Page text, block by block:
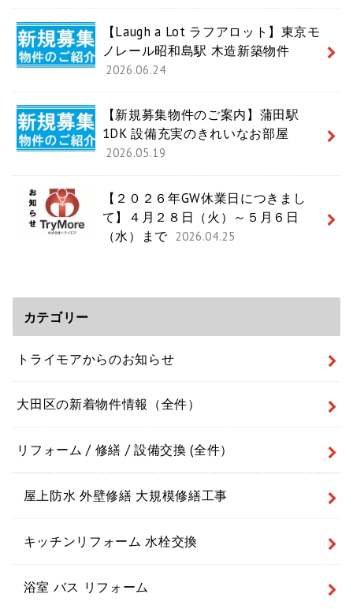
【Laugh a Lot ラフアロット】東京モ
ノレール昭和島駅 木造新築物件
2026.06.24
【新規募集物件のご案内】蒲田駅
1DK 設備充実のきれいなお部屋
2026.05.19
【２０２６年GW休業日につきまし
て】４月２８日（火）～５月６日
（水）まで 2026.04.25
カテゴリー
トライモアからのお知らせ
大田区の新着物件情報（全件）
リフォーム / 修繕 / 設備交換 (全件）
屋上防水 外壁修繕 大規模修繕工事
キッチンリフォーム 水栓交換
浴室 バス リフォーム